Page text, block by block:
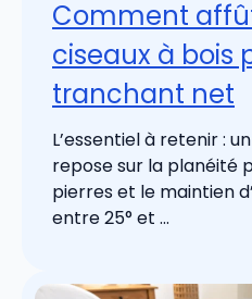
Comment
ciseaux à bois
tranchant net
L’essentiel à retenir :
repose sur la planéité
pierres et le maintien
entre 25° et ...